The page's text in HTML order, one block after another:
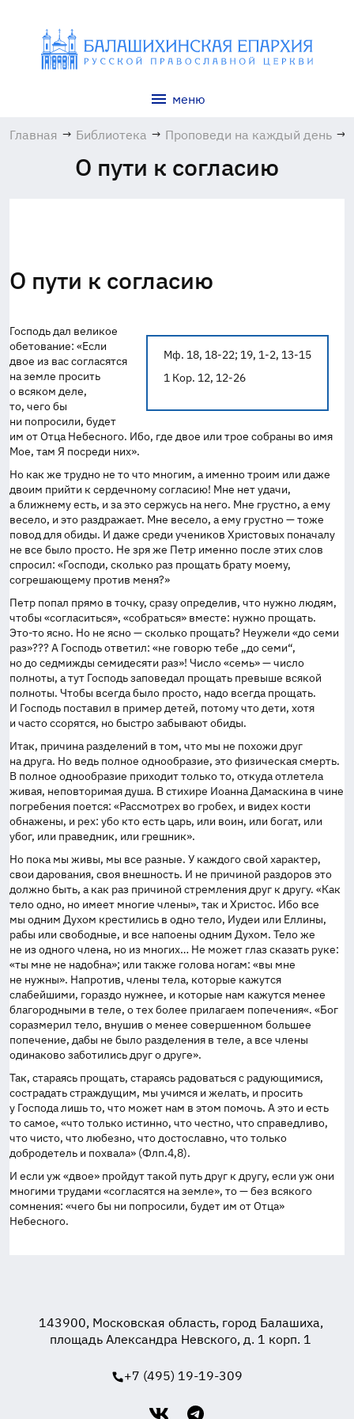
меню
Главная → Библиотека → Проповеди на каждый день →
О пути к согласию
О пути к согласию
Мф. 18, 18-22; 19, 1-2, 13-15
1 Кор. 12, 12-26
Господь дал великое
обетование: «Если
двое из вас согласятся
на земле просить
о всяком деле,
то, чего бы
ни попросили, будет
им от Отца Небесного. Ибо, где двое или трое собраны во имя
Мое, там Я посреди них».
Но как же трудно не то что многим, а именно троим или даже
двоим прийти к сердечному согласию! Мне нет удачи,
а ближнему есть, и за это сержусь на него. Мне грустно, а ему
весело, и это раздражает. Мне весело, а ему грустно — тоже
повод для обиды. И даже среди учеников Христовых поначалу
не все было просто. Не зря же Петр именно после этих слов
спросил: «Господи, сколько раз прощать брату моему,
согрешающему против меня?»
Петр попал прямо в точку, сразу определив, что нужно людям,
чтобы «согласиться», «собраться» вместе: нужно прощать.
Это-тоясно. Но не ясно — сколько прощать? Неужели «до семи
раз»??? А Господь ответил: «не говорю тебе „до семи“,
но до седмижды семидесяти раз»! Число «семь» — число
полноты, а тут Господь заповедал прощать превыше всякой
полноты. Чтобы всегда было просто, надо всегда прощать.
И Господь поставил в пример детей, потому что дети, хотя
и часто ссорятся, но быстро забывают обиды.
Итак, причина разделений в том, что мы не похожи друг
на друга. Но ведь полное однообразие, это физическая смерть.
В полное однообразие приходит только то, откуда отлетела
живая, неповторимая душа. В стихире Иоанна Дамаскина в чине
погребения поется: «Рассмотрех во гробех, и видех кости
обнажены, и рех: убо кто есть царь, или воин, или богат, или
убог, или праведник, или грешник».
Но пока мы живы, мы все разные. У каждого свой характер,
свои дарования, своя внешность. И не причиной раздоров это
должно быть, а как раз причиной стремления друг к другу. «Как
тело одно, но имеет многие члены», так и Христос. Ибо все
мы одним Духом крестились в одно тело, Иудеи или Еллины,
рабы или свободные, и все напоены одним Духом. Тело же
не из одного члена, но из многих… Не может глаз сказать руке:
«ты мне не надобна»; или также голова ногам: «вы мне
не нужны». Напротив, члены тела, которые кажутся
слабейшими, гораздо нужнее, и которые нам кажутся менее
благородными в теле, о тех более прилагаем попечения«. «Бог
соразмерил тело, внушив о менее совершенном большее
попечение, дабы не было разделения в теле, а все члены
одинаково заботились друг о друге».
Так, стараясь прощать, стараясь радоваться с радующимися,
сострадать страждущим, мы учимся и желать, и просить
у Господа лишь то, что может нам в этом помочь. А это и есть
то самое, «что только истинно, что честно, что справедливо,
что чисто, что любезно, что достославно, что только
добродетель и похвала» (Флп.4,8).
И если уж «двое» пройдут такой путь друг к другу, если уж они
многими трудами «согласятся на земле», то — без всякого
сомнения: «чего бы ни попросили, будет им от Отца»
Небесного.
143900, Московская область, город Балашиха,
площадь Александра Невского, д. 1 корп. 1
+7 (495) 19-19-309